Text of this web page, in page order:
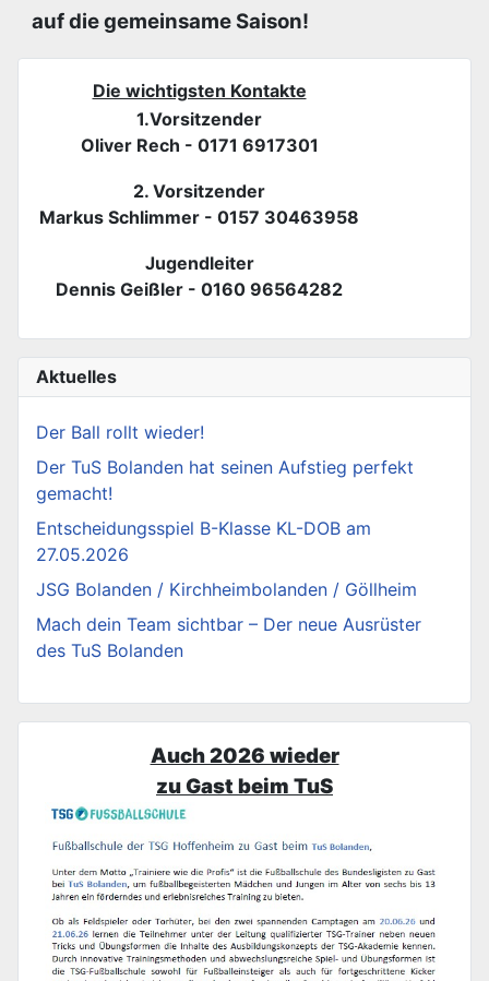
auf die gemeinsame Saison!
Die wichtigsten Kontakte
1.Vorsitzender
Oliver Rech - 0171 6917301
2. Vorsitzender
Markus Schlimmer - 0157 30463958
Jugendleiter
Dennis Geißler - 0160 96564282
Aktuelles
Der Ball rollt wieder!
Der TuS Bolanden hat seinen Aufstieg perfekt
gemacht!
Entscheidungsspiel B-Klasse KL-DOB am
27.05.2026
JSG Bolanden / Kirchheimbolanden / Göllheim
Mach dein Team sichtbar – Der neue Ausrüster
des TuS Bolanden
Auch 2026 wieder
zu Gast beim TuS